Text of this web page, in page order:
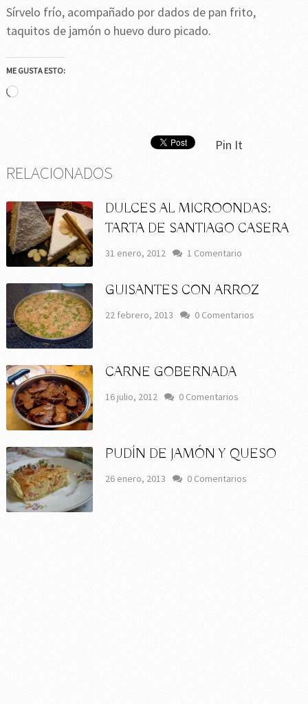
Sírvelo frío, acompañado por dados de pan frito,
taquitos de jamón o huevo duro picado.
ME GUSTA ESTO:
Cargando...
Pin It
RELACIONADOS
DULCES AL MICROONDAS:
TARTA DE SANTIAGO CASERA
31 enero, 2012 1 Comentario
GUISANTES CON ARROZ
22 febrero, 2013 0 Comentarios
CARNE GOBERNADA
16 julio, 2012 0 Comentarios
PUDÍN DE JAMÓN Y QUESO
26 enero, 2013 0 Comentarios